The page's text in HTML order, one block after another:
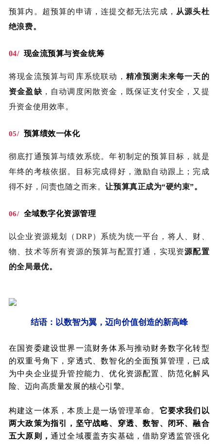
预算内。超预算的申请，连提交都无法完成， 从源头杜
绝浪费。
04/ 现金流预算与资金统筹
将现金流预算与司库系统联动， 精准预测未来每一天的
资金盈缺 ，自动调度闲散资金，既保证支付安全，又提
升资金使用效率。
05/ 预算绩效一体化
彻底打通预算与绩效系统。年初制定的预算目标，就是
年终的考核依据。目标完成得好，激励自动跟上；完成
得不好，问责也随之而来。让预算真正成为“硬约束”。
06/ 全域数字化资源管理
以企业资源规划（DRP）系统为统一平台，将人、财、
物、技术等所有资源的预算与配置打通，实现资源配置
的全局最优。
结语：以数智为翼，迈向价值创造的新高峰
在国资委建设世界一流财务体系与推动财务数字化转型
的双重号角下，穿透式、数智化的全面预算管理，已成
为中央企业提升管控能力、优化资源配置、防范化解风
险、迈向高质量发展的核心引擎。
构建这一体系，本质上是一场管理革命。 它要求我们以
两大政策为指引，坚守战略、穿透、数智、闭环、融合
五大原则， 通过全域覆盖夯实基础，借助穿透监管强化